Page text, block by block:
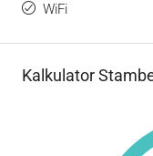
WiFi
Kalkulator